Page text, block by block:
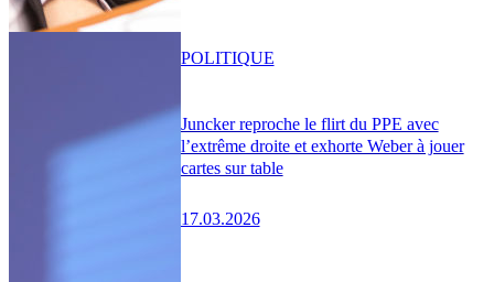
Juncker reproche le flirt du PPE avec
l’extrême droite et exhorte Weber à jouer
cartes sur table
17.03.2026
POLITIQUE